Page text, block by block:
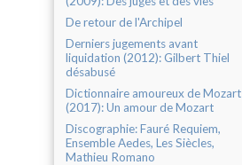
De retour de l'Archipel
Derniers jugements avant
liquidation (2012): Gilbert Thiel
désabusé
Dictionnaire amoureux de Mozart
(2017): Un amour de Mozart
Discographie: Fauré Requiem,
Ensemble Aedes, Les Siècles,
Mathieu Romano